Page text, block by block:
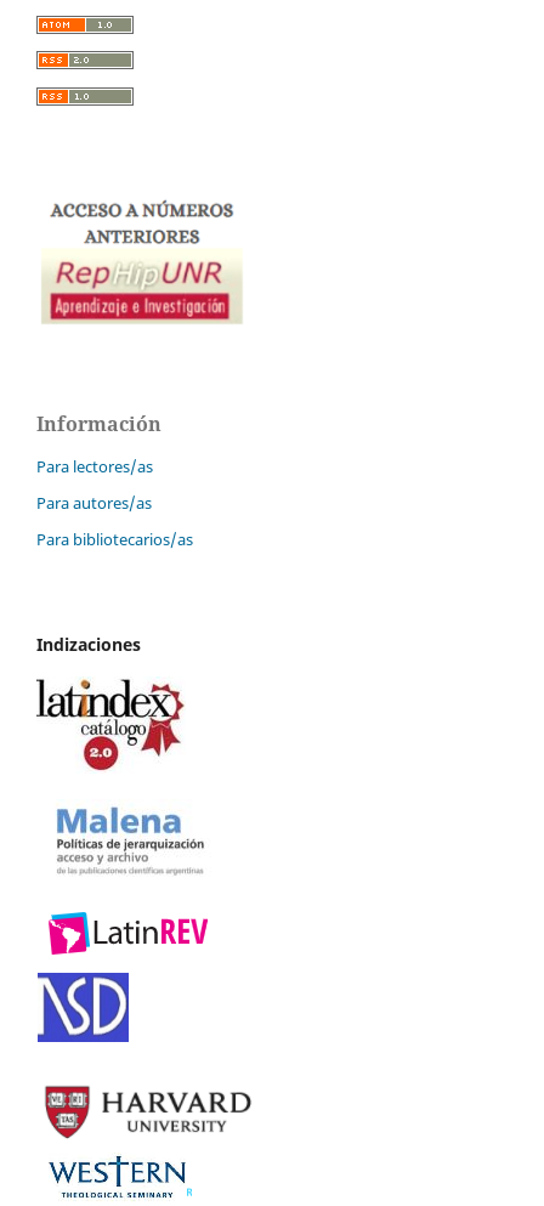
Información
Para lectores/as
Para autores/as
Para bibliotecarios/as
Indizaciones